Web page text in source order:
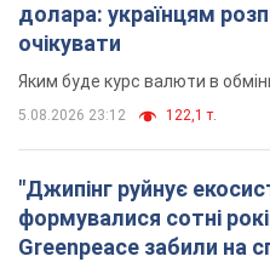
долара: українцям
очікувати
Яким буде курс валюти в
5.08.2026 23:12 122,1 т.
"Джипінг руйнує
формувалися сотні
Greenpeace забили на